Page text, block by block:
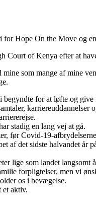
Hope On the Move og
Court of Kenya efter at
som mange af mine
for at løfte og
karriereuddannelser
stadig en lang vej at gå.
før Covid-19-
af det sidste halvandet
lige som landet langsomt
forpligtelser, men vi
os i bevægelse.
et aktiv.